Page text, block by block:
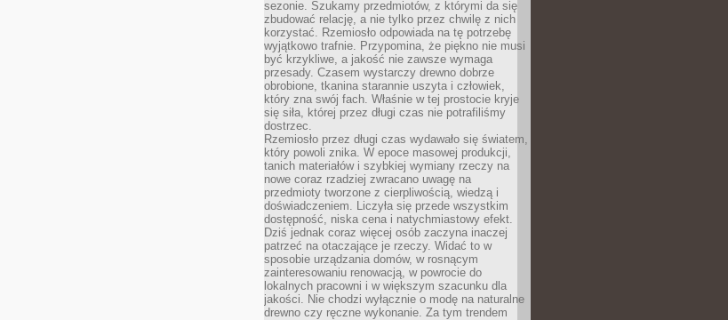
sezonie. Szukamy przedmiotów, z którymi da się
zbudować relację, a nie tylko przez chwilę z nich
korzystać. Rzemiosło odpowiada na tę potrzebę
wyjątkowo trafnie. Przypomina, że piękno nie musi
być krzykliwe, a jakość nie zawsze wymaga
przesady. Czasem wystarczy drewno dobrze
obrobione, tkanina starannie uszyta i człowiek,
który zna swój fach. Właśnie w tej prostocie kryje
się siła, której przez długi czas nie potrafiliśmy
dostrzec.
Rzemiosło przez długi czas wydawało się światem,
który powoli znika. W epoce masowej produkcji,
tanich materiałów i szybkiej wymiany rzeczy na
nowe coraz rzadziej zwracano uwagę na
przedmioty tworzone z cierpliwością, wiedzą i
doświadczeniem. Liczyła się przede wszystkim
dostępność, niska cena i natychmiastowy efekt.
Dziś jednak coraz więcej osób zaczyna inaczej
patrzeć na otaczające je rzeczy. Widać to w
sposobie urządzania domów, w rosnącym
zainteresowaniu renowacją, w powrocie do
lokalnych pracowni i w większym szacunku dla
jakości. Nie chodzi wyłącznie o modę na naturalne
drewno czy ręczne wykonanie. Za tym trendem